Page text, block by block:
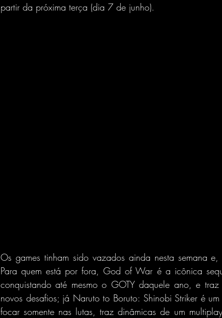
partir da próxima terça (dia 7 de junho).
Os games tinham sido vazados ainda nesta semana
Para quem está por fora, God of War é a icônica
conquistando até mesmo o GOTY daquele ano, e traz
novos desafios; já Naruto to Boruto: Shinobi Striker é
focar somente nas lutas, traz dinâmicas de um